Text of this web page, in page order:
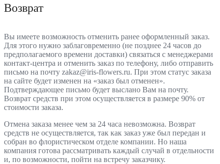
Возврат
Вы имеете возможность отменить ранее оформленный заказ.
Для этого нужно заблаговременно (не позднее 24 часов до
предполагаемого времени доставки) связаться с менеджерами
контакт-центра и отменить заказ по телефону, либо отправить
письмо на почту zakaz@iris-flowers.ru. При этом статус заказа
на сайте будет изменен на «заказ был отменен».
Подтверждающее письмо будет выслано Вам на почту.
Возврат средств при этом осуществляется в размере 90% от
стоимости заказа.
Отмена заказа менее чем за 24 часа невозможна. Возврат
средств не осуществляется, так как заказ уже был передан и
собран во флористическом отделе компании. Но наша
компания готова рассматривать каждый случай в отдельности
и, по возможности, пойти на встречу заказчику.